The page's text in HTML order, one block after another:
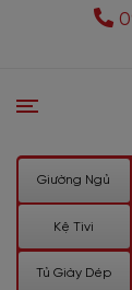
Giường Ngủ
Kệ Tivi
Tủ Giày Dép